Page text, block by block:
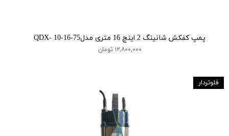
پمپ کفکش شانینگ 2 اینچ 16 متری مدلQDX- 10-16-75
۱۲,۸۰۰,۰۰۰ تومان
فلوتردار